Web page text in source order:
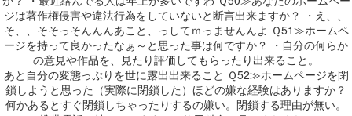
ジは著作権侵害や違法行為をしていないと断言出来ますか？ ・え、、
そ、、そそっそんんんあこと、っしてｍっませんんよ Ｑ51≫ホームペ
ージを持って良かったなぁ～と思った事は何ですか？ ・自分の何らか
の意見や作品を、見たり評価してもらったり出来ること。
あと自分の変態っぷりを世に露出出来ること Ｑ52≫ホームページを閉
鎖しようと思った（実際に閉鎖した）ほどの嫌な経験はありますか？
何かあるとすぐ閉鎖しちゃったりするの嫌い。閉鎖する理由が無い。